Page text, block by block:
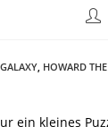
, HOWARD
ein kleines